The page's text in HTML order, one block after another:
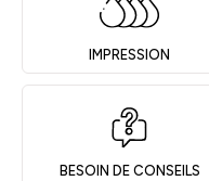
IMPRESSION
BESOIN DE CONSEILS